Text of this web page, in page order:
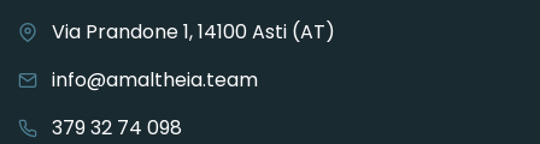
Via Prandone 1, 14100 Asti (AT)
info@amaltheia.team
379 32 74 098